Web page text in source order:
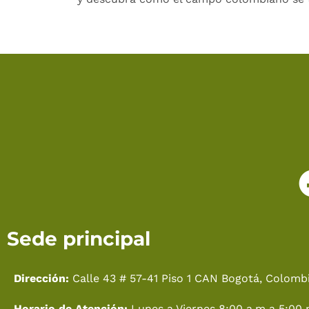
Sede principal
Dirección: Calle 43 # 57-41 Piso 1 CAN Bogotá,